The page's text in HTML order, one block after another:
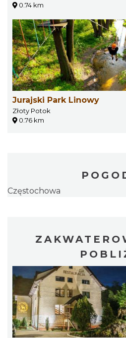
0.74 km
Jurajski Park Linowy
Złoty Potok
0.76 km
Częstochowa